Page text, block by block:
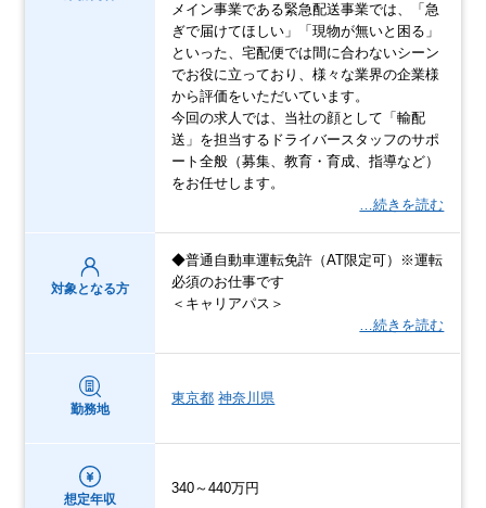
メイン事業である緊急配送事業では、「急
ぎで届けてほしい」「現物が無いと困る」
といった、宅配便では間に合わないシーン
でお役に⽴っており、様々な業界の企業様
から評価をいただいています。
今回の求人では、当社の顔として「輸配
送」を担当するドライバースタッフのサポ
ート全般（募集、教育・育成、指導など）
をお任せします。
…続きを読む
対象となる方
◆普通自動車運転免許（AT限定可）※運転
必須のお仕事です
＜キャリアパス＞
…続きを読む
勤務地
東京都 神奈川県
想定年収
340～440万円